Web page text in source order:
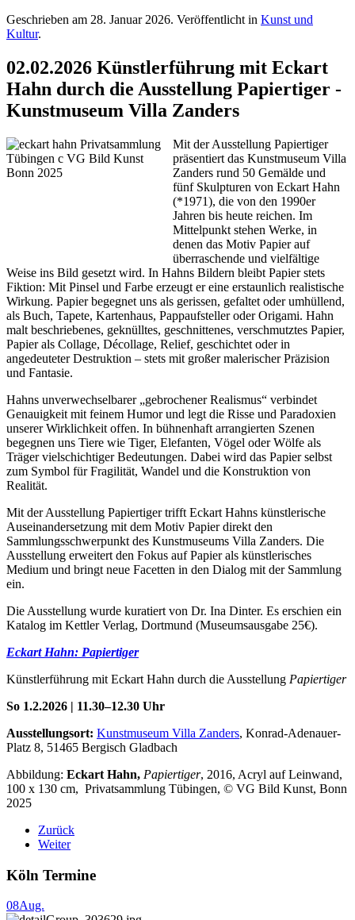
Geschrieben am 28. Januar 2026. Veröffentlicht in Kunst und
Kultur.
02.02.2026 Künstlerführung mit Eckart
Hahn durch die Ausstellung Papiertiger -
Kunstmuseum Villa Zanders
Mit der Ausstellung Papiertiger
präsentiert das Kunstmuseum Villa
Zanders rund 50 Gemälde und
fünf Skulpturen von Eckart Hahn
(*1971), die von den 1990er
Jahren bis heute reichen. Im
Mittelpunkt stehen Werke, in
denen das Motiv Papier auf
überraschende und vielfältige
Weise ins Bild gesetzt wird. In Hahns Bildern bleibt Papier stets
Fiktion: Mit Pinsel und Farbe erzeugt er eine erstaunlich realistische
Wirkung. Papier begegnet uns als gerissen, gefaltet oder umhüllend,
als Buch, Tapete, Kartenhaus, Pappaufsteller oder Origami. Hahn
malt beschriebenes, geknülltes, geschnittenes, verschmutztes Papier,
Papier als Collage, Décollage, Relief, geschichtet oder in
angedeuteter Destruktion – stets mit großer malerischer Präzision
und Fantasie.
Hahns unverwechselbarer „gebrochener Realismus“ verbindet
Genauigkeit mit feinem Humor und legt die Risse und Paradoxien
unserer Wirklichkeit offen. In bühnenhaft arrangierten Szenen
begegnen uns Tiere wie Tiger, Elefanten, Vögel oder Wölfe als
Träger vielschichtiger Bedeutungen. Dabei wird das Papier selbst
zum Symbol für Fragilität, Wandel und die Konstruktion von
Realität.
Mit der Ausstellung Papiertiger trifft Eckart Hahns künstlerische
Auseinandersetzung mit dem Motiv Papier direkt den
Sammlungsschwerpunkt des Kunstmuseums Villa Zanders. Die
Ausstellung erweitert den Fokus auf Papier als künstlerisches
Medium und bringt neue Facetten in den Dialog mit der Sammlung
ein.
Die Ausstellung wurde kuratiert von Dr. Ina Dinter. Es erschien ein
Katalog im Kettler Verlag, Dortmund (Museumsausgabe 25€).
Eckart Hahn: Papiertiger
Künstlerführung mit Eckart Hahn durch die Ausstellung Papiertiger
So 1.2.2026 | 11.30–12.30 Uhr
Ausstellungsort: Kunstmuseum Villa Zanders, Konrad-Adenauer-
Platz 8, 51465 Bergisch Gladbach
Abbildung: Eckart Hahn, Papiertiger, 2016, Acryl auf Leinwand,
100 x 130 cm, Privatsammlung Tübingen, © VG Bild Kunst, Bonn
2025
Zurück
Weiter
Köln Termine
08Aug.